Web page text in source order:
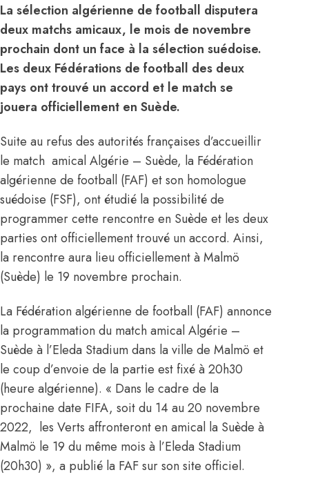
La sélection algérienne de football disputera
deux matchs amicaux, le mois de novembre
prochain dont un face à la sélection suédoise.
Les deux Fédérations de football des deux
pays ont trouvé un accord et le match se
jouera officiellement en Suède.
Suite au refus des autorités françaises d’accueillir
le match amical Algérie – Suède, la Fédération
algérienne de football (FAF) et son homologue
suédoise (FSF), ont étudié la possibilité de
programmer cette rencontre en Suède et les deux
parties ont officiellement trouvé un accord. Ainsi,
la rencontre aura lieu officiellement à Malmö
(Suède) le 19 novembre prochain.
La Fédération algérienne de football (FAF) annonce
la programmation du match amical Algérie –
Suède à l’Eleda Stadium dans la ville de Malmö et
le coup d’envoie de la partie est fixé à 20h30
(heure algérienne). « Dans le cadre de la
prochaine date FIFA, soit du 14 au 20 novembre
2022, les Verts affronteront en amical la Suède à
Malmö le 19 du même mois à l’Eleda Stadium
(20h30) », a publié la FAF sur son site officiel.